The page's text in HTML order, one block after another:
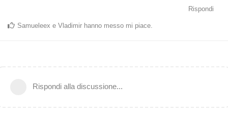
Rispondi
Samueleex e Vladimir hanno messo mi piace
Rispondi alla discussione...